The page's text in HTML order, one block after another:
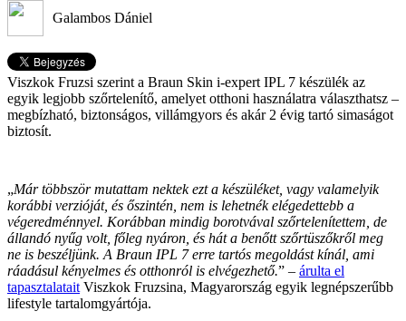
Galambos Dániel
Viszkok Fruzsi szerint a Braun Skin i-expert IPL 7 készülék az
egyik legjobb szőrtelenítő, amelyet otthoni használatra választhatsz –
megbízható, biztonságos, villámgyors és akár 2 évig tartó simaságot
biztosít.
„Már többször mutattam nektek ezt a készüléket, vagy valamelyik
korábbi verzióját, és őszintén, nem is lehetnék elégedettebb a
végeredménnyel. Korábban mindig borotvával szőrtelenítettem, de
állandó nyűg volt, főleg nyáron, és hát a benőtt szőrtüszőkről meg
ne is beszéljünk. A Braun IPL 7 erre tartós megoldást kínál, ami
ráadásul kényelmes és otthonról is elvégezhető.” – árulta el
tapasztalatait Viszkok Fruzsina, Magyarország egyik legnépszerűbb
lifestyle tartalomgyártója.